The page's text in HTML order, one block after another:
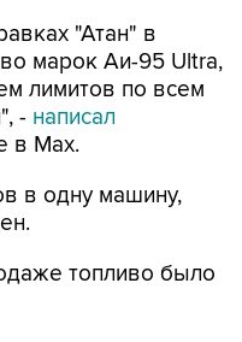
лимитов по всем
- написал
в Max.
в одну машину,
топливо было
логистических